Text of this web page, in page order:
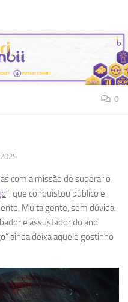
0
com a missão de superar o
“, que conquistou público e
Muita gente, sem dúvida,
e assustador do ano.
” ainda deixa aquele gostinho